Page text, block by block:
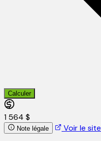
Calculer
1 564 $
Note légale Voir le site